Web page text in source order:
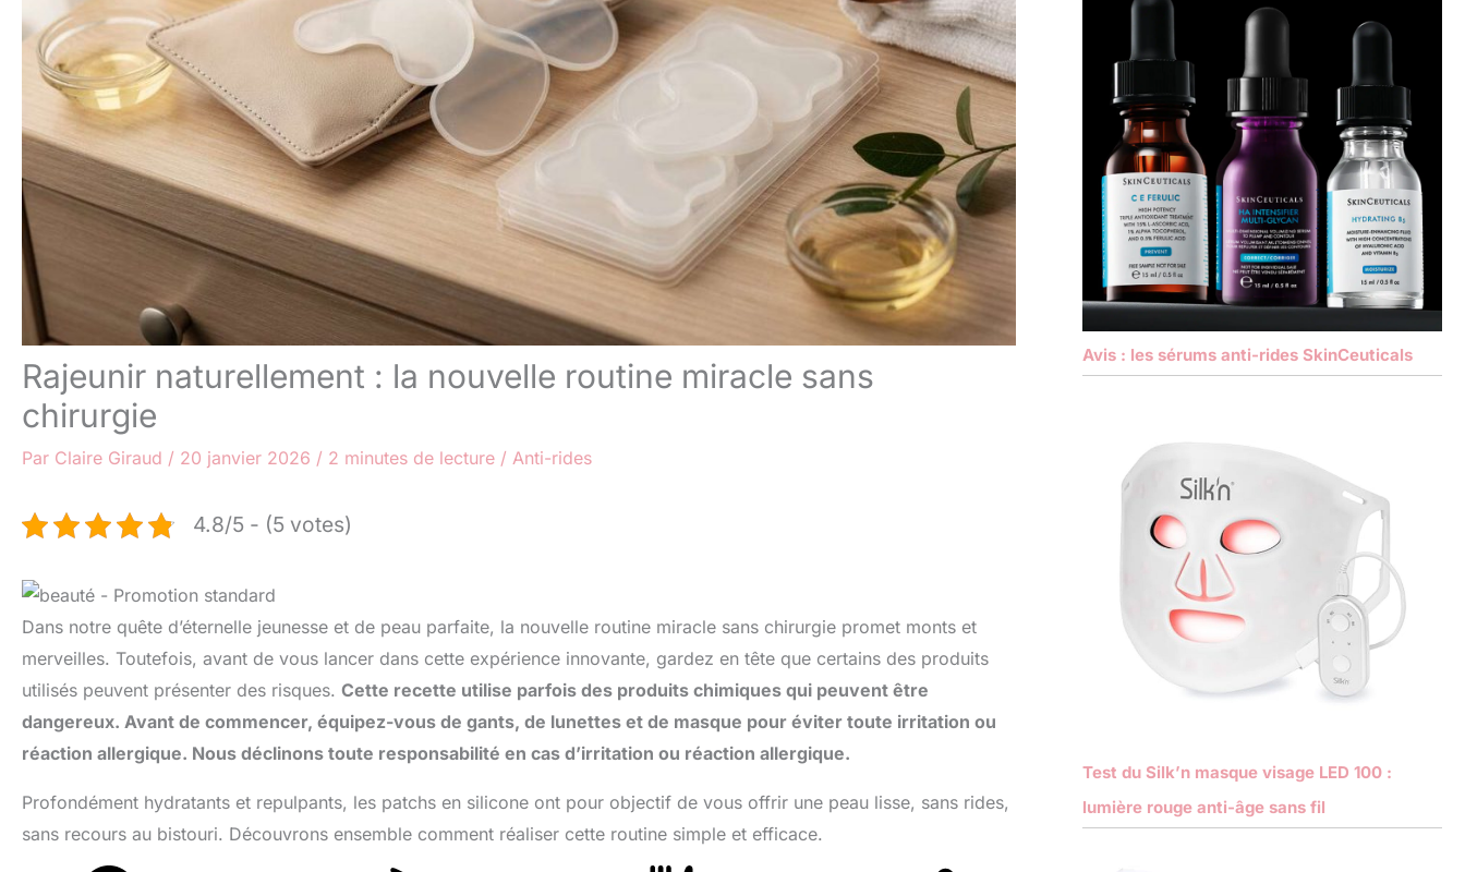
Rajeunir naturellement : la nouvelle routine miracle sans
chirurgie
Par Claire Giraud / 20 janvier 2026 / 2 minutes de lecture / Anti-rides
4.8/5 - (5 votes)
Dans notre quête d’éternelle jeunesse et de peau parfaite, la nouvelle routine miracle sans chirurgie promet monts et
merveilles. Toutefois, avant de vous lancer dans cette expérience innovante, gardez en tête que certains des produits
utilisés peuvent présenter des risques. Cette recette utilise parfois des produits chimiques qui peuvent être
dangereux. Avant de commencer, équipez-vous de gants, de lunettes et de masque pour éviter toute irritation ou
réaction allergique. Nous déclinons toute responsabilité en cas d’irritation ou réaction allergique.
Profondément hydratants et repulpants, les patchs en silicone ont pour objectif de vous offrir une peau lisse, sans rides,
sans recours au bistouri. Découvrons ensemble comment réaliser cette routine simple et efficace.
Avis : les sérums anti-rides SkinCeuticals
Test du Silk’n masque visage LED 100 :
lumière rouge anti-âge sans fil